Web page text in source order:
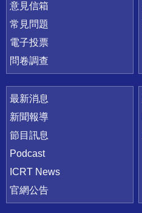
意見信箱
常見問題
電子投票
問卷調查
最新消息
新聞報導
節目訊息
Podcast
ICRT News
官網公告